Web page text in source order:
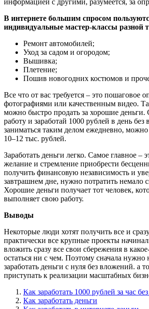
В интернете большим спросом
индивидуальные мастер-классы разной
Ремонт автомобилей;
Уход за садом и огородом;
Вышивка;
Плетение;
Пошив новогодних костюмов и
Все что от вас требуется – это пошаговое
фотографиями или качественным видео.
можно быстро продать за хорошие деньги.
работу и заработай 1000 рублей в день
заниматься таким делом ежедневно,
10–12 тыс. рублей.
Заработать деньги легко. Самое главное –
желание и стремление приобрести
получить финансовую независимость и
завтрашнем дне, нужно потратить немало
Хорошие деньги получает тот человек,
выполняет свою работу.
Выводы
Некоторые люди хотят получить все и
практически все крупные проекты
вложить сразу все свои сбережения в
остаться ни с чем. Поэтому сначала нужно
заработать деньги с нуля без вложений. а
приступать к реализации масштабных
Как заработать 1000 рублей за час
Как заработать деньги